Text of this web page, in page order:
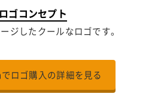
ロゴコンセプト
ジしたクールなロゴです。
ロゴ購入の詳細を見る